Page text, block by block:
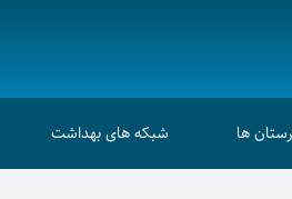
ها شبکه های بهداشت